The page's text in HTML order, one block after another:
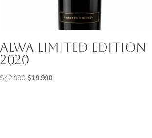
Alwa Limited Edition
2020
$42.990 El
$19.990El